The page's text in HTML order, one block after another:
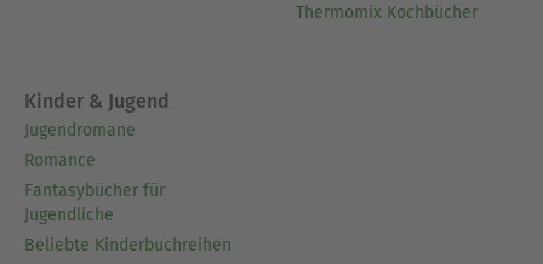
Thermomix Kochbücher
Kinder & Jugend
Jugendromane
Romance
Fantasybücher für
Jugendliche
Beliebte Kinderbuchreihen